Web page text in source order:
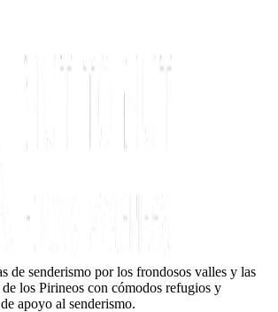
de senderismo por los frondosos valles y las
de los Pirineos con cómodos refugios y
apoyo al senderismo.